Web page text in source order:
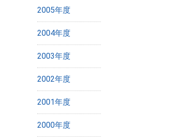
2005年度
2004年度
2003年度
2002年度
2001年度
2000年度